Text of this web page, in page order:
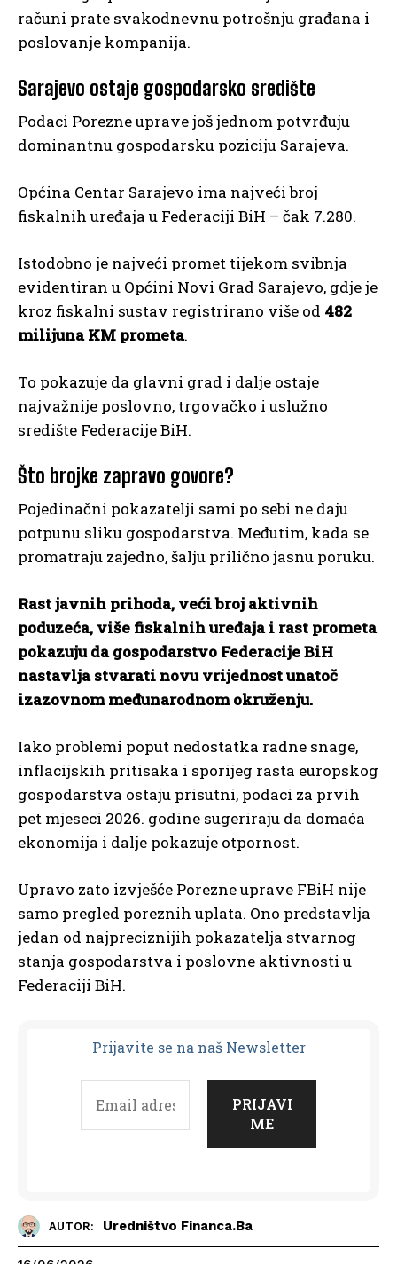
računi prate svakodnevnu potrošnju građana i
poslovanje kompanija.
Sarajevo ostaje gospodarsko središte
Podaci Porezne uprave još jednom potvrđuju
dominantnu gospodarsku poziciju Sarajeva.
Općina Centar Sarajevo ima najveći broj
fiskalnih uređaja u Federaciji BiH – čak 7.280.
Istodobno je najveći promet tijekom svibnja
evidentiran u Općini Novi Grad Sarajevo, gdje je
kroz fiskalni sustav registrirano više od 482
milijuna KM prometa.
To pokazuje da glavni grad i dalje ostaje
najvažnije poslovno, trgovačko i uslužno
središte Federacije BiH.
Što brojke zapravo govore?
Pojedinačni pokazatelji sami po sebi ne daju
potpunu sliku gospodarstva. Međutim, kada se
promatraju zajedno, šalju prilično jasnu poruku.
Rast javnih prihoda, veći broj aktivnih
poduzeća, više fiskalnih uređaja i rast prometa
pokazuju da gospodarstvo Federacije BiH
nastavlja stvarati novu vrijednost unatoč
izazovnom međunarodnom okruženju.
Iako problemi poput nedostatka radne snage,
inflacijskih pritisaka i sporijeg rasta europskog
gospodarstva ostaju prisutni, podaci za prvih
pet mjeseci 2026. godine sugeriraju da domaća
ekonomija i dalje pokazuje otpornost.
Upravo zato izvješće Porezne uprave FBiH nije
samo pregled poreznih uplata. Ono predstavlja
jedan od najpreciznijih pokazatelja stvarnog
stanja gospodarstva i poslovne aktivnosti u
Federaciji BiH.
Prijavite se na naš Newsletter
AUTOR: Uredništvo Financa.ba